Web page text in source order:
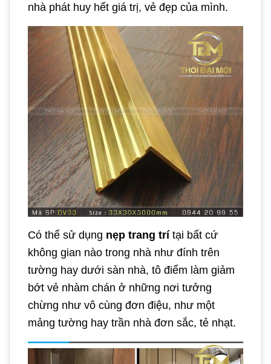
nhà phát huy hết giá trị, vẻ đẹp của mình.
Có thể sử dụng nẹp trang trí tại bất cứ
không gian nào trong nhà như đính trên
tường hay dưới sàn nhà, tô điểm làm giảm
bớt vẻ nhàm chán ở những nơi tưởng
chừng như vô cùng đơn điệu, như một
mảng tường hay trần nhà đơn sắc, tẻ nhạt.